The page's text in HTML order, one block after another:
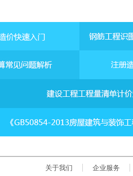
关于我们 企业服务